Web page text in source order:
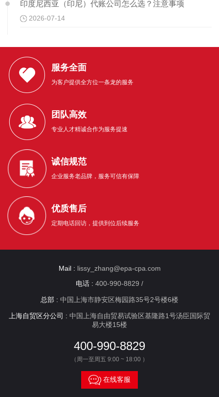
印度尼西亚（印尼）代账公司怎么选？注意事项
2026-07-14
服务全面
为客户提供全方位一条龙的服务
团队高效
专业人才精诚合作为服务提速
诚信规范
企业服务老品牌，服务可信有保障
优质售后
定期电话回访，提供到位后续服务
Mail : lissy_zhang@epa-cpa.com
电话 : 400-990-8829 /
总部 : 中国上海市静安区梅园路35号2号楼6楼
上海自贸区分公司 : 中国上海自由贸易试验区基隆路1号汤臣国际贸
易大楼15楼
400-990-8829
（周一至周五 9:00 ~ 18:00 ）
 在线客服